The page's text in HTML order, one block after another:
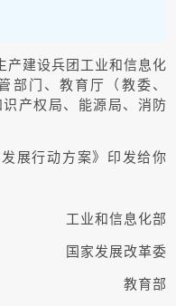
产建设兵团工业和信息化
部门、教育厅（教委、
产权局、能源局、消防
展行动方案》印发给你
工业和信息化部
国家发展改革委
教育部